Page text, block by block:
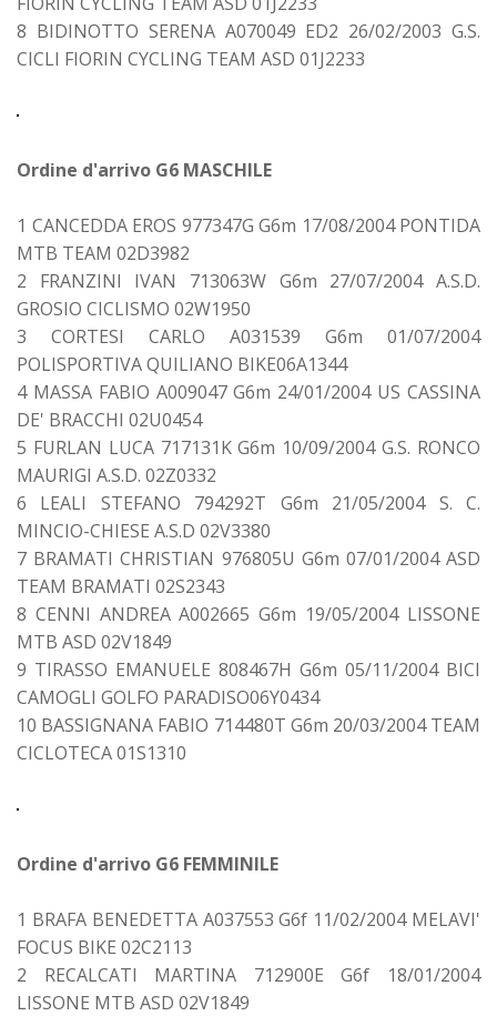
8 BIDINOTTO SERENA A070049 ED2 26/02/2003 G.S.
CICLI FIORIN CYCLING TEAM ASD 01J2233
Ordine d'arrivo G6 MASCHILE
1 CANCEDDA EROS 977347G G6m 17/08/2004 PONTIDA
MTB TEAM 02D3982
2 FRANZINI IVAN 713063W G6m 27/07/2004 A.S.D.
GROSIO CICLISMO 02W1950
3 CORTESI CARLO A031539 G6m 01/07/2004
POLISPORTIVA QUILIANO BIKE06A1344
4 MASSA FABIO A009047 G6m 24/01/2004 US CASSINA
DE' BRACCHI 02U0454
5 FURLAN LUCA 717131K G6m 10/09/2004 G.S. RONCO
MAURIGI A.S.D. 02Z0332
6 LEALI STEFANO 794292T G6m 21/05/2004 S. C.
MINCIO-CHIESE A.S.D 02V3380
7 BRAMATI CHRISTIAN 976805U G6m 07/01/2004 ASD
TEAM BRAMATI 02S2343
8 CENNI ANDREA A002665 G6m 19/05/2004 LISSONE
MTB ASD 02V1849
9 TIRASSO EMANUELE 808467H G6m 05/11/2004 BICI
CAMOGLI GOLFO PARADISO06Y0434
10 BASSIGNANA FABIO 714480T G6m 20/03/2004 TEAM
CICLOTECA 01S1310
Ordine d'arrivo G6 FEMMINILE
1 BRAFA BENEDETTA A037553 G6f 11/02/2004 MELAVI'
FOCUS BIKE 02C2113
2 RECALCATI MARTINA 712900E G6f 18/01/2004
LISSONE MTB ASD 02V1849